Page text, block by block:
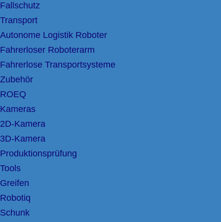
Fallschutz
Transport
Autonome Logistik Roboter
Fahrerloser Roboterarm
Fahrerlose Transportsysteme
Zubehör
ROEQ
Kameras
2D-Kamera
3D-Kamera
Produktionsprüfung
Tools
Greifen
Robotiq
Schunk